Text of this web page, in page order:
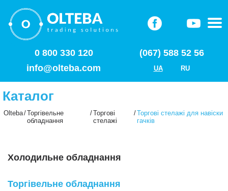
0 800 330 120
(067) 588 52 56
info@olteba.com
UA RU
Каталог
Olteba/Торгівельне
обладнання
/Торгові
стелажі
/Торгові стелажі для навіски
гачків
Холодильне обладнання
Торгівельне обладнання